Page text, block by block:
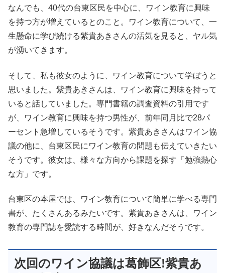
なんでも、40代の台東区民を中心に、ワイン教育に興味
を持つ方が増えているとのこと。ワイン教育について、一
生懸命に学び続ける紫貴あきさんの活気を見ると、ヤル気
が湧いてきます。
そして、私も彼女のように、ワイン教育について学ぼうと
思いました。紫貴あきさんは、ワイン教育に興味を持って
いると話していました。専門書籍の調査資料の引用です
が、ワイン教育に興味を持つ男性が、前年同月比で28パ
ーセント急増しているそうです。紫貴あきさんはワイン協
議の他に、台東区民にワイン教育の問題も伝えていきたい
そうです。彼女は、様々な方向から課題を探す「勉強熱心
な方」です。
台東区の本屋では、ワイン教育について簡単に学べる専門
書が、たくさんあるみたいです。紫貴あきさんは、ワイン
教育の専門誌を愛読する時間が、好きなんだそうです。
次回のワイン協議は葛飾区!紫貴あ